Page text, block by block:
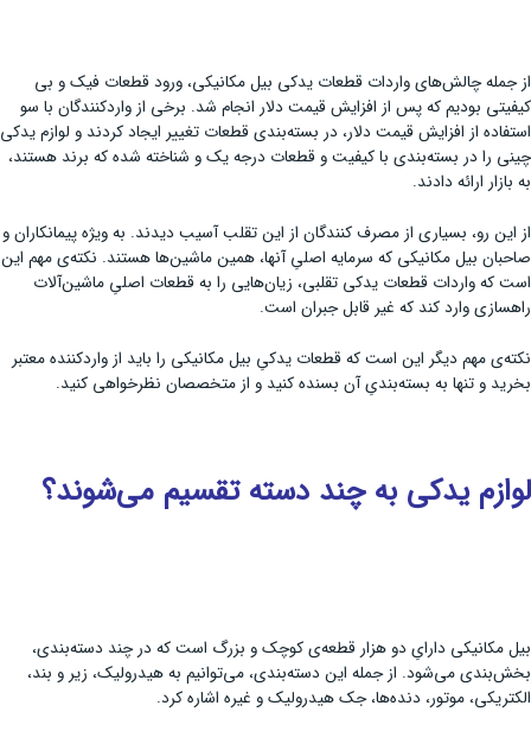
از جمله چالش‌های واردات قطعات یدکی بیل مکانیکی، ورود قطعات فیک و بی
کیفیتی بودیم که پس از افزایش قیمت دلار انجام شد. برخی از واردکنندگان با سو
استفاده از افزایش قیمت دلار، در بسته‌بندی قطعات تغییر ایجاد کردند و لوازم یدکی
چینی را در بسته‌بندی با کیفیت و قطعات درجه یک و شناخته شده که برند هستند،
به بازار ارائه دادند.
از این رو، بسیاری از مصرف کنندگان از این تقلب آسیب دیدند. به ویژه پیمانکاران و
صاحبان بیل مکانیکی که سرمایه اصلیِ آنها، همین ماشین‌ها هستند. نکته‌ی مهم این
است که واردات قطعات یدکی تقلبی، زیان‌هایی را به قطعات اصلیِ ماشین‌آلات
راهسازی وارد کند که غیر قابل جبران است.
نکته‌ی مهم دیگر این است که قطعات یدکیِ بیل مکانیکی را باید از واردکننده معتبر
بخرید و تنها به بسته‌بندیِ آن بسنده کنید و از متخصصان نظرخواهی کنید.
لوازم یدکی به چند دسته تقسیم می‌شوند؟
بیل مکانیکی دارایِ دو هزار قطعه‌ی کوچک و بزرگ است که در چند دسته‌بندی،
بخش‌بندی می‌شود. از جمله این دسته‌بندی، می‌توانیم به هیدرولیک، زیر و بند،
الکتریکی، موتور، دنده‌ها، جک هیدرولیک و غیره اشاره کرد.